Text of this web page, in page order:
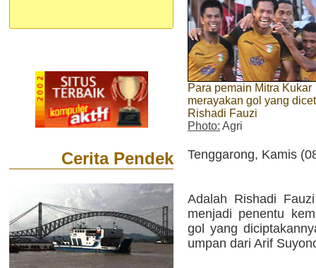
Cerita Pendek
Para pemain Mitra Kukar
merayakan gol yang
Rishadi Fauzi
Photo: Agri
Tenggarong, Kamis
Adalah Rishadi
menjadi penentu
gol yang
umpan dari Arif